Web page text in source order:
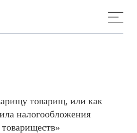
товарищ, или как
налогообложения